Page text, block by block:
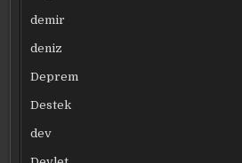
demir
deniz
Deprem
Destek
dev